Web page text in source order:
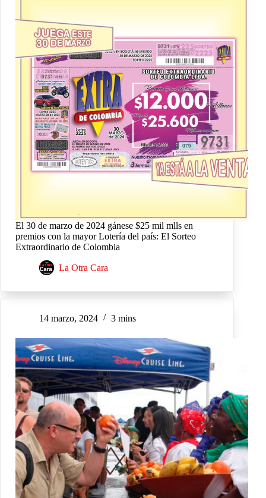
El 30 de marzo de 2024 gánese $25 mil mlls en
premios con la mayor Lotería del país: El Sorteo
Extraordinario de Colombia
La Otra Cara
14 marzo, 2024 3 mins